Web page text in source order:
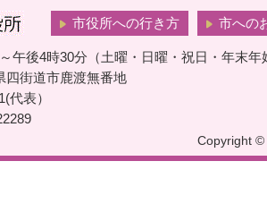
市役所への行き方 市への
午後4時30分（土曜・日曜・祝日・年末年
街道市鹿渡無番地
代表）
Copyright ©